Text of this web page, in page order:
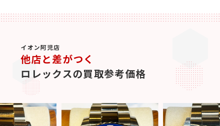
イオン阿児店
他店と差がつく
ロレックスの買取参考価格